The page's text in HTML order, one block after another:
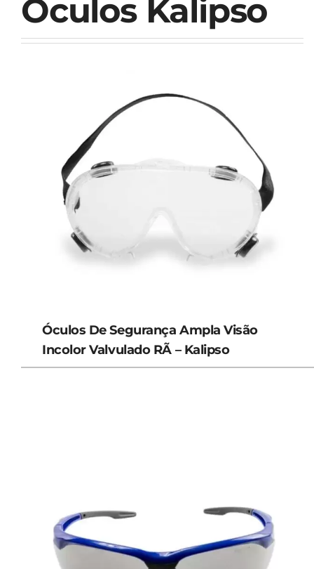
Oculos Kalipso
Óculos De Segurança Ampla Visão
Incolor Valvulado RÃ – Kalipso